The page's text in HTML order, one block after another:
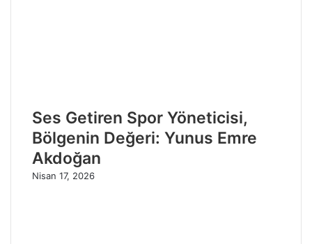
Ses Getiren Spor Yöneticisi,
Bölgenin Değeri: Yunus Emre
Akdoğan
Nisan 17, 2026